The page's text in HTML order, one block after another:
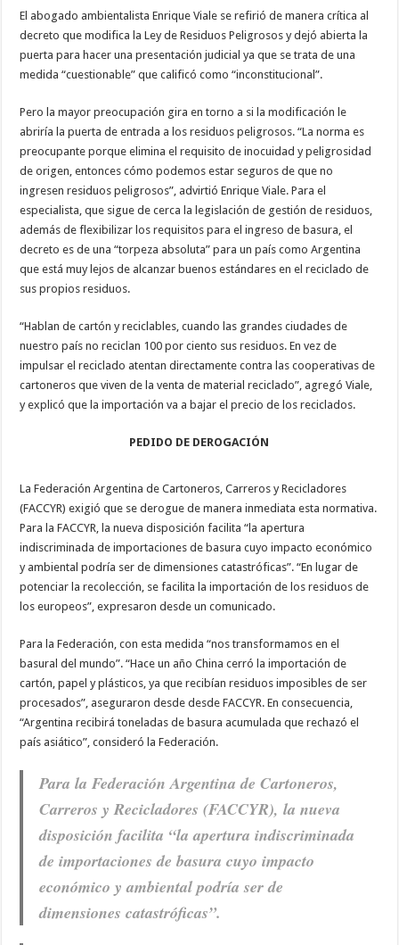
El abogado ambientalista Enrique Viale se refirió de manera crítica al
decreto que modifica la Ley de Residuos Peligrosos y dejó abierta la
puerta para hacer una presentación judicial ya que se trata de una
medida “cuestionable” que calificó como “inconstitucional”.
Pero la mayor preocupación gira en torno a si la modificación le
abriría la puerta de entrada a los residuos peligrosos. “La norma es
preocupante porque elimina el requisito de inocuidad y peligrosidad
de origen, entonces cómo podemos estar seguros de que no
ingresen residuos peligrosos”, advirtió Enrique Viale. Para el
especialista, que sigue de cerca la legislación de gestión de residuos,
además de flexibilizar los requisitos para el ingreso de basura, el
decreto es de una “torpeza absoluta” para un país como Argentina
que está muy lejos de alcanzar buenos estándares en el reciclado de
sus propios residuos.
“Hablan de cartón y reciclables, cuando las grandes ciudades de
nuestro país no reciclan 100 por ciento sus residuos. En vez de
impulsar el reciclado atentan directamente contra las cooperativas de
cartoneros que viven de la venta de material reciclado”, agregó Viale,
y explicó que la importación va a bajar el precio de los reciclados.
PEDIDO DE DEROGACIÓN
La Federación Argentina de Cartoneros, Carreros y Recicladores
(FACCYR) exigió que se derogue de manera inmediata esta normativa.
Para la FACCYR, la nueva disposición facilita “la apertura
indiscriminada de importaciones de basura cuyo impacto económico
y ambiental podría ser de dimensiones catastróficas”. “En lugar de
potenciar la recolección, se facilita la importación de los residuos de
los europeos”, expresaron desde un comunicado.
Para la Federación, con esta medida “nos transformamos en el
basural del mundo”. “Hace un año China cerró la importación de
cartón, papel y plásticos, ya que recibían residuos imposibles de ser
procesados”, aseguraron desde desde FACCYR. En consecuencia,
“Argentina recibirá toneladas de basura acumulada que rechazó el
país asiático”, consideró la Federación.
Para la Federación Argentina de Cartoneros,
Carreros y Recicladores (FACCYR), la nueva
disposición facilita “la apertura indiscriminada
de importaciones de basura cuyo impacto
económico y ambiental podría ser de
dimensiones catastróficas”.